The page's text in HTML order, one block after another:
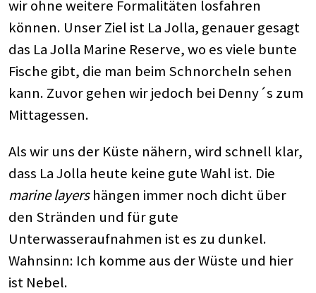
wir ohne weitere Formalitäten losfahren
können. Unser Ziel ist La Jolla, genauer gesagt
das La Jolla Marine Reserve, wo es viele bunte
Fische gibt, die man beim Schnorcheln sehen
kann. Zuvor gehen wir jedoch bei Denny´s zum
Mittagessen.
Als wir uns der Küste nähern, wird schnell klar,
dass La Jolla heute keine gute Wahl ist. Die
marine layershängen immer noch dicht über
den Stränden und für gute
Unterwasseraufnahmen ist es zu dunkel.
Wahnsinn: Ich komme aus der Wüste und hier
ist Nebel.